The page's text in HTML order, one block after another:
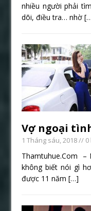
nhiều người phải
dõi, điều tra… nhờ
Vợ ngoại
1 Tháng sáu, 2018// 0
Thamtuhue.Com –
không biết nói gì
được 11 năm[…]